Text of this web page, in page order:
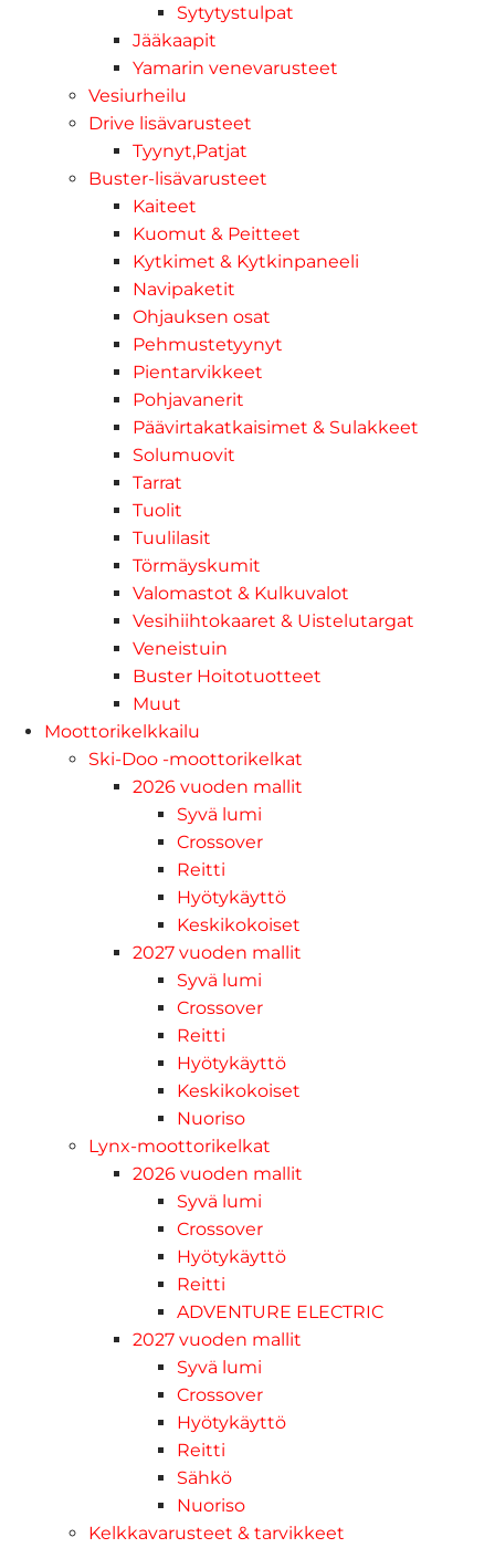
Sytytystulpat
Jääkaapit
Yamarin venevarusteet
Vesiurheilu
Drive lisävarusteet
Tyynyt,Patjat
Buster-lisävarusteet
Kaiteet
Kuomut & Peitteet
Kytkimet & Kytkinpaneeli
Navipaketit
Ohjauksen osat
Pehmustetyynyt
Pientarvikkeet
Pohjavanerit
Päävirtakatkaisimet & Sulakkeet
Solumuovit
Tarrat
Tuolit
Tuulilasit
Törmäyskumit
Valomastot & Kulkuvalot
Vesihiihtokaaret & Uistelutargat
Veneistuin
Buster Hoitotuotteet
Muut
Moottorikelkkailu
Ski-Doo -moottorikelkat
2026 vuoden mallit
Syvä lumi
Crossover
Reitti
Hyötykäyttö
Keskikokoiset
2027 vuoden mallit
Syvä lumi
Crossover
Reitti
Hyötykäyttö
Keskikokoiset
Nuoriso
Lynx-moottorikelkat
2026 vuoden mallit
Syvä lumi
Crossover
Hyötykäyttö
Reitti
ADVENTURE ELECTRIC
2027 vuoden mallit
Syvä lumi
Crossover
Hyötykäyttö
Reitti
Sähkö
Nuoriso
Kelkkavarusteet & tarvikkeet